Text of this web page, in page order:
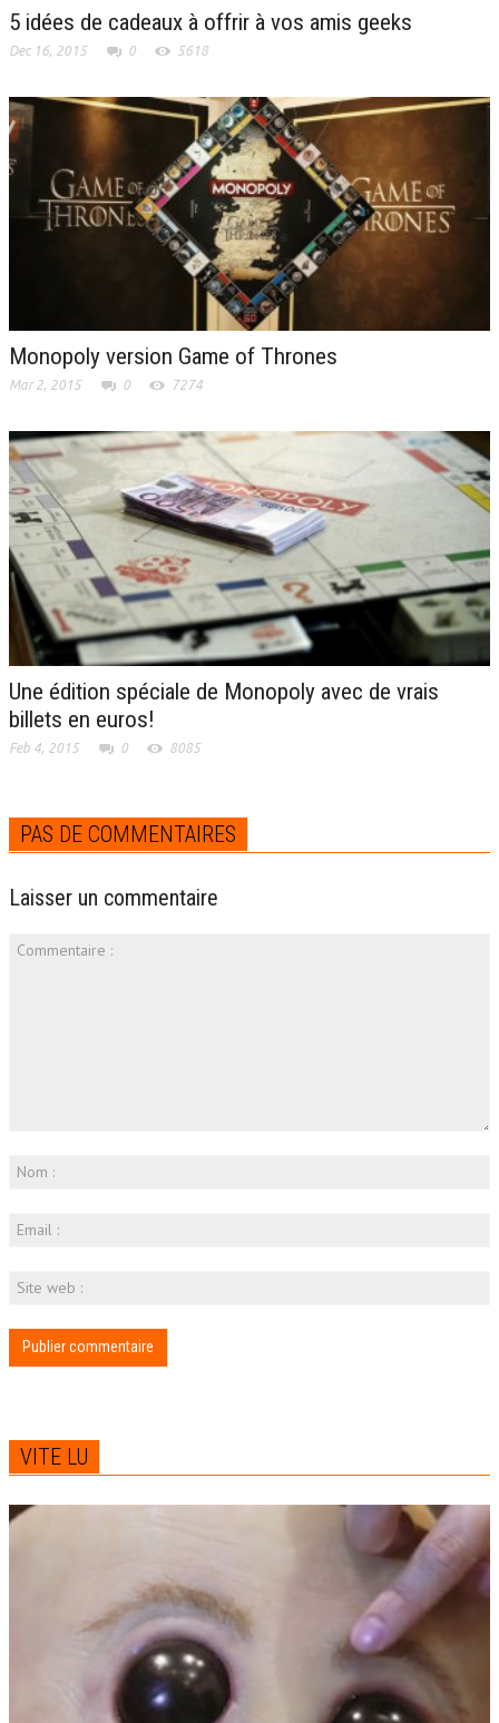
5 idées de cadeaux à offrir à vos amis geeks
Dec 16, 2015 0 5618
Monopoly version Game of Thrones
Mar 2, 2015 0 7274
Une édition spéciale de Monopoly avec de vrais
billets en euros!
Feb 4, 2015 0 8085
PAS DE COMMENTAIRES
Laisser un commentaire
VITE LU